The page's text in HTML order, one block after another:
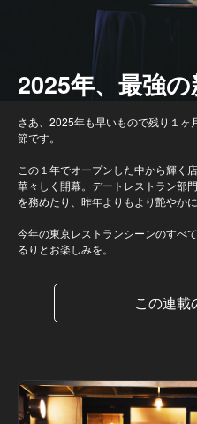
2025年、最強の
さあ、2025年も早いもので残り１
節です。
この１年でオープンした中から輝く
華々しく開幕。デートレストラン部
を務めたり、昨年よりもより艶やかに
今年の東京レストランシーンのすべ
るりとお楽しみを。
この連載